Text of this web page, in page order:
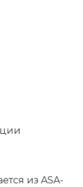
из ASA-